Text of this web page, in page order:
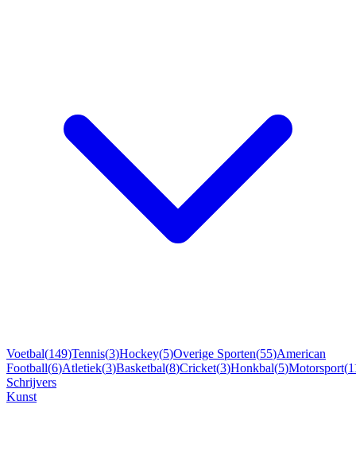
Voetbal(149)Tennis(3)Hockey(5)Overige Sporten(55)American
Football(6)Atletiek(3)Basketbal(8)Cricket(3)Honkbal(5)Motorsport(
Schrijvers
Kunst